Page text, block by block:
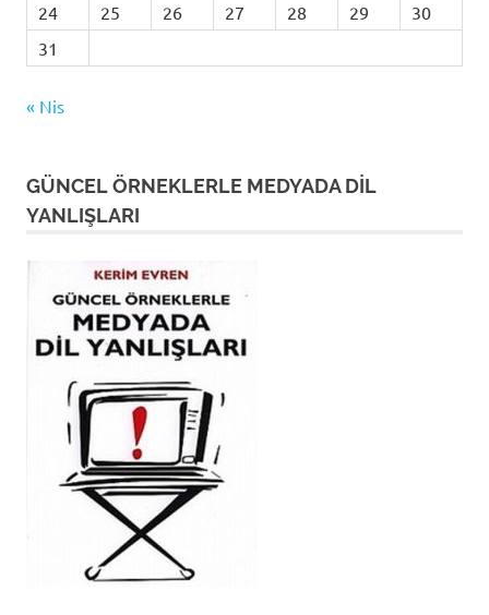
24
25 26 27 28 29
30
31
« Nis
GÜNCEL ÖRNEKLERLE MEDYADA DİL
YANLIŞLARI